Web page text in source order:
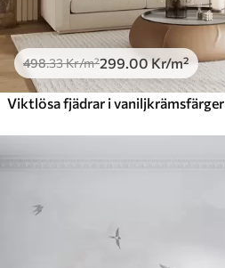
498.33Kr/m²299.00Kr/m²
Viktlösa fjädrar i vaniljkrämsfärger